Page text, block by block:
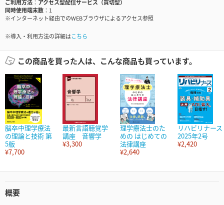
ご利用方法
アクセス型配信サービス（買切型）
同時使用端末数
1
※インターネット経由でのWEBブラウザによるアクセス参照
※導入・利用方法の詳細はこちら
この商品を買った人は、こんな商品も買っています。
脳卒中理学療法
の理論と技術 第
5版
¥7,700
最新言語聴覚学
講座 音響学
¥3,300
理学療法士のた
めの はじめての
法律講座
¥2,640
リハビリナース
2025年2号
¥2,420
概要